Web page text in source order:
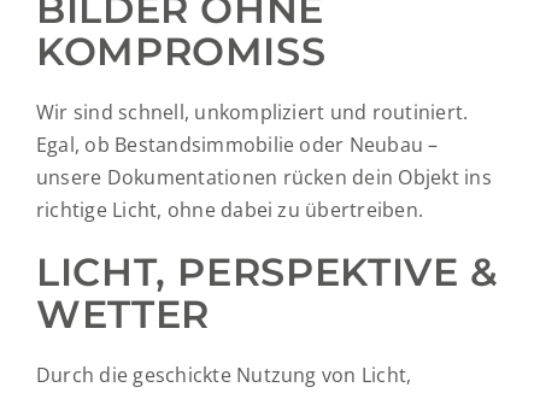
KOMPROMISS
Wir sind schnell, unkompliziert und routiniert.
Egal, ob Bestandsimmobilie oder Neubau –
unsere Dokumentationen rücken dein Objekt ins
richtige Licht, ohne dabei zu übertreiben.
LICHT, PERSPEKTIVE &
WETTER
Durch die geschickte Nutzung von Licht,